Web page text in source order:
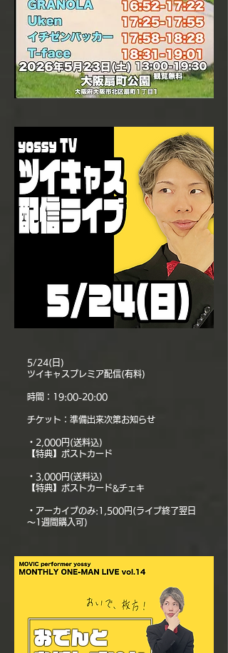
5/24(日)
ツイキャスプレミア配信(有料)
時間：19:00-20:00
チケット：準備出来次第お知らせ
・2,000円(送料込)
【特典】ポストカード
・3,000円(送料込)
【特典】ポストカード&チェキ
・アーカイブのみ:1,500円(ライブ終了翌日
～1週間購入可)